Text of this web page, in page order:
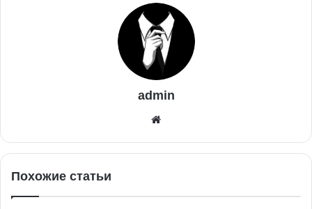
admin
Похожие статьи